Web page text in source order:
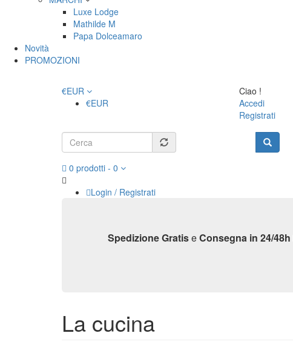
Luxe Lodge
Mathilde M
Papa Dolceamaro
Novità
PROMOZIONI
€EUR
€EUR
Ciao !
Accedi
Registrati
Form
di
ricerca
0 prodotti - 0
Login / Registrati
Spedizione GratiseConsegna in 24/48h
La cucina